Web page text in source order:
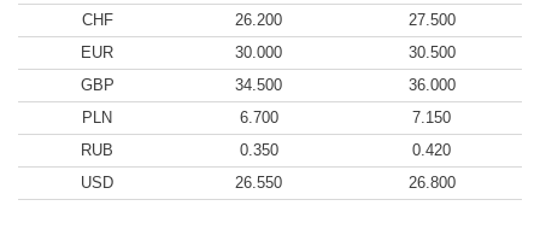
CHF 26.200
27.500
EUR
30.000
30.500
GBP
34.500
36.000
PLN
6.700
7.150
RUB
0.350
0.420
USD
26.550 26.800